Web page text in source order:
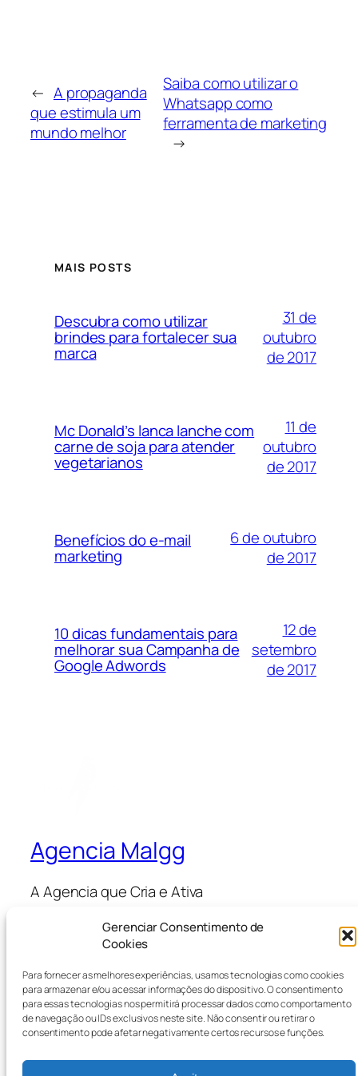
Gerenciar Consentimento de
Cookies
Para fornecer as melhores experiências, usamos tecnologias como cookies
para armazenar e/ou acessar informações do dispositivo. O consentimento
para essas tecnologias nos permitirá processar dados como comportamento
de navegação ou IDs exclusivos neste site. Não consentir ou retirar o
consentimento pode afetar negativamente certos recursos e funções.
← A propaganda
que estimula um
mundo melhor
Saiba como utilizar o
Whatsapp como
ferramenta de marketing
→
MAIS POSTS
Descubra como utilizar
brindes para fortalecer sua
marca
31 de
outubro
de 2017
Mc Donald’s lanca lanche com
carne de soja para atender
vegetarianos
11 de
outubro
de 2017
Benefícios do e-mail
marketing
6 de outubro
de 2017
10 dicas fundamentais para
melhorar sua Campanha de
Google Adwords
12 de
setembro
de 2017
Agencia Malgg
A Agencia que Cria e Ativa
Sobre
Perguntas frequentes
Autores
Loja
Padrões
Temas